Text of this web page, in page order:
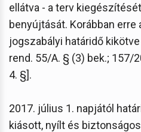
ellátva - a terv
benyújtását. Korábban
jogszabályi határidő
rend. 55/A. § (3) bek.; 157/
4. §].
2017. július 1. napjától
kiásott, nyílt és